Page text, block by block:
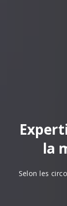
la
Selon les